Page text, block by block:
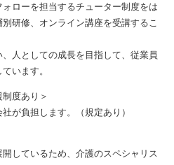
ローを担当するチューター制度をは
研修、オンライン講座を受講するこ
人としての成長を目指して、従業員
います。
度あり＞
が負担します。（規定あり）
しているため、介護のスペシャリス